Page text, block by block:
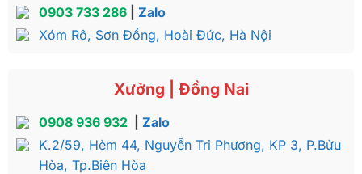
hiện đại.
Để biết thêm thông tin của sản phẩm, quý khách
vấn chi tiết nhất
Đặc điểm nổi bật của tủ quần áo hương đá
giá rẻ 3 cánh kệ đồ – TQA122
0903 733 286| Zalo
Xóm Rô, Sơn Đồng, Hoài Đức, Hà Nội
Xưởng | Đồng Nai
0908 936 932
Zalo
K.2/59, Hẻm 44, Nguyễn Tri Phương, KP 3, P.Bửu
Hòa, Tp.Biên Hòa